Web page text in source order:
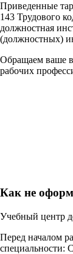
Приведенные
143 Трудового
должностная
(должностных)
Обращаем ваше
рабочих
Как не
Учебный центр
Перед началом
специальности: